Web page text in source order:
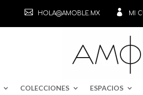
 HOLA@AMOBLE.MX  MI
COLECCIONES ESPACIOS